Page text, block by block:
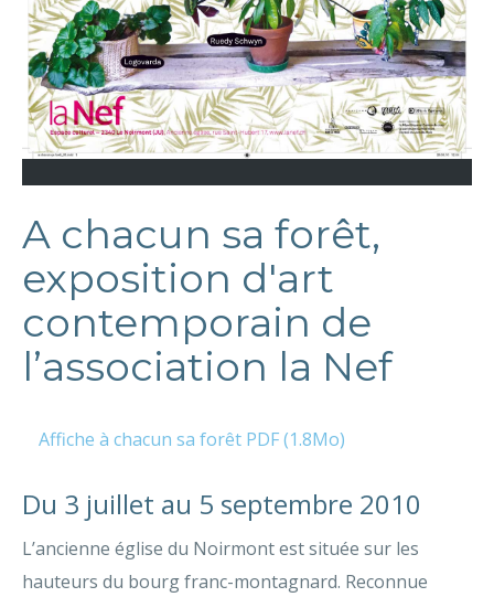
A chacun sa forêt,
exposition d'art
contemporain de
l’association la Nef
Affiche à chacun sa forêt PDF (1.8Mo)
Du 3 juillet au 5 septembre 2010
L’ancienne église du Noirmont est située sur les
hauteurs du bourg franc-montagnard. Reconnue